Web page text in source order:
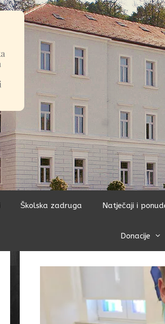
Školska zadruga Natječaji i
Donacije